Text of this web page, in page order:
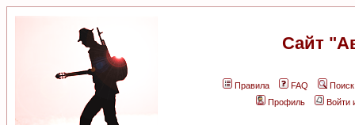
Сайт
Правила FAQ
Поиск
Профиль
Войти